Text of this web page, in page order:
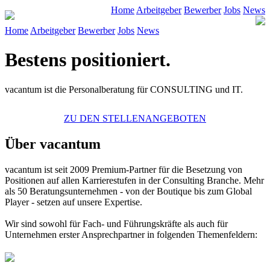
Home Arbeitgeber Bewerber Jobs News
Home Arbeitgeber Bewerber Jobs News
Bestens positioniert.
vacantum ist die Personalberatung für CONSULTING und IT.
ZU DEN STELLENANGEBOTEN
Über vacantum
vacantum ist seit 2009 Premium-Partner für die Besetzung von
Positionen auf allen Karrierestufen in der Consulting Branche. Mehr
als 50 Beratungsunternehmen - von der Boutique bis zum Global
Player - setzen auf unsere Expertise.
Wir sind sowohl für Fach- und Führungskräfte als auch für
Unternehmen erster Ansprechpartner in folgenden Themenfeldern: